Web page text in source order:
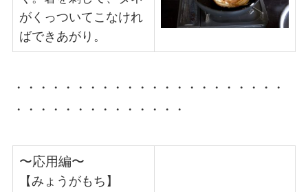
がくっついてこなけれ
ばできあがり。
・・・・・・・・・・・・・・・・・・・・・・
・・・・・・・・・・・・・・
〜応用編〜
【みょうがもち】